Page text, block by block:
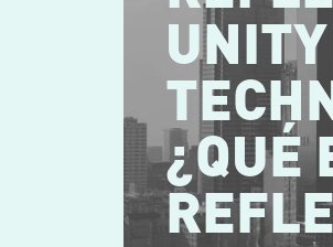
UNITY
¿QUÉ